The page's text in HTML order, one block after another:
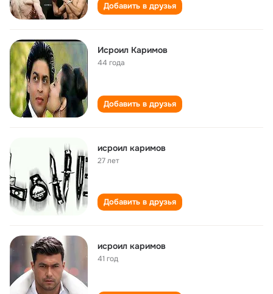
Добавить в друзья
Исроил Каримов
44 года
Добавить в друзья
исроил каримов
27 лет
Добавить в друзья
исроил каримов
41 год